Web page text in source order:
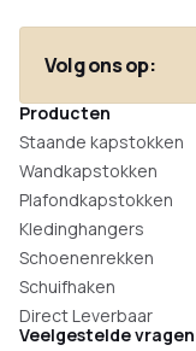
Volg ons op:
Producten
Staande kapstokken
Wandkapstokken
Plafondkapstokken
Kledinghangers
Schoenenrekken
Schuifhaken
Direct Leverbaar
Veelgestelde vragen